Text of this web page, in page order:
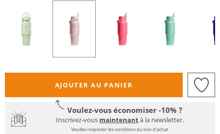
AJOUTER AU PANIER
Voulez-vous économiser -10% ?
Inscrivez-vous maintenantà la newsletter.
Veuillez respecter les conditions du bon d'achat.